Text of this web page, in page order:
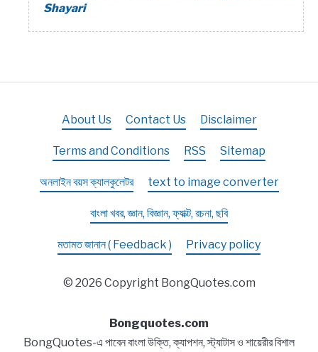
Shayari
About Us Contact Us Disclaimer
Terms and Conditions RSS Sitemap
অনলাইন বয়স ক্যালকুলেটর text to image converter
বাংলা খবর, জ্ঞান, বিজ্ঞান, ফ্যাক্ট, রচনা, ছবি
মতামত জানান ( Feedback ) Privacy policy
© 2026 Copyright BongQuotes.com
Bongquotes.com
BongQuotes-এ পাবেন বাংলা উক্তি, ক্যাপশন, স্ট্যাটাস ও শায়েরীর বিশাল